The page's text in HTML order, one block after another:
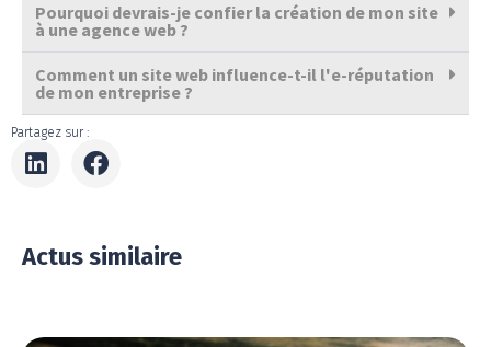
Pourquoi devrais-je confier la création de mon site
à une agence web ?
Comment un site web influence-t-il l'e-réputation
de mon entreprise ?
Partagez sur :
Actus similaire